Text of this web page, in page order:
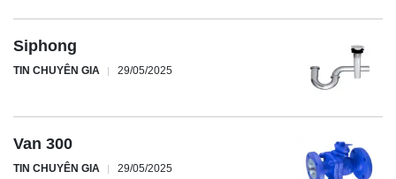
Siphong
TIN CHUYÊN GIA 29/05/2025
Van 300
TIN CHUYÊN GIA 29/05/2025